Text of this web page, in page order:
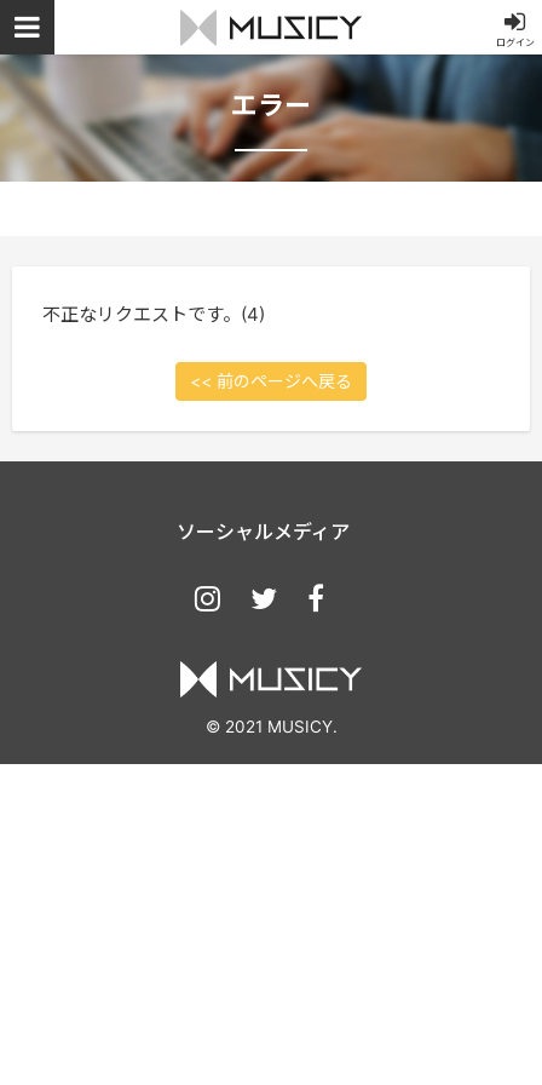
ログイン
エラー
不正なリクエストです。(4)
<< 前のページへ戻る
ソーシャルメディア
© 2021 MUSICY.